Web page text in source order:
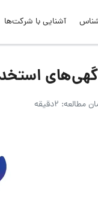
آشنایی با شرکت‌ها
استخدام بانک
مطالعه: 2دقیقه